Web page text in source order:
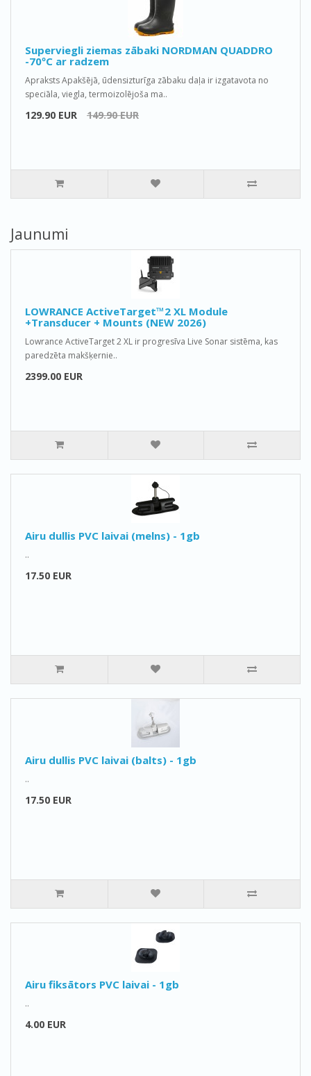
Superviegli ziemas zābaki NORDMAN QUADDRO
-70ºС ar radzem
Apraksts Apakšējā, ūdensizturīga zābaku daļa ir izgatavota no
speciāla, viegla, termoizolējoša ma..
129.90 EUR 149.90 EUR
Jaunumi
LOWRANCE ActiveTarget™2 XL Module
+Transducer + Mounts (NEW 2026)
Lowrance ActiveTarget 2 XL ir progresīva Live Sonar sistēma, kas
paredzēta makšķernie..
2399.00 EUR
Airu dullis PVC laivai (melns) - 1gb
..
17.50 EUR
Airu dullis PVC laivai (balts) - 1gb
..
17.50 EUR
Airu fiksātors PVC laivai - 1gb
..
4.00 EUR